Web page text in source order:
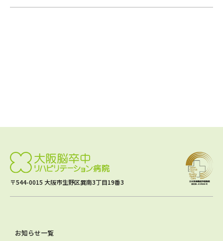
〒544-0015 大阪市生野区巽南3丁目19番3
お知らせ一覧